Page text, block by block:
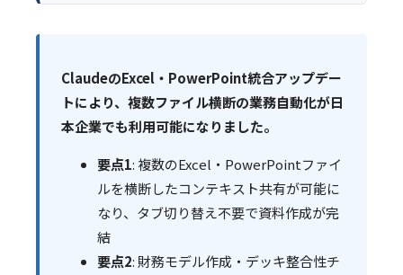
ClaudeのExcel・PowerPoint統合アップデー
トにより、複数ファイル横断の業務自動化が日
本企業でも利用可能になりました。
要点1: 複数のExcel・PowerPointファイ
ルを横断したコンテキスト共有が可能に
なり、タブ切り替え不要で資料作成が完
結
要点2: 財務モデル作成・デッキ整合性チ